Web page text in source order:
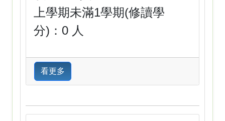
上學期未滿1學期(修讀學
分)：0 人
看更多